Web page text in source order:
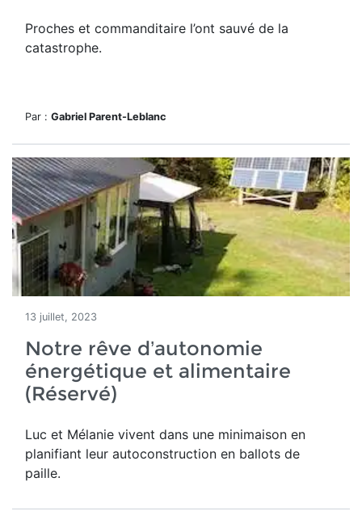
Proches et commanditaire l’ont sauvé de la
catastrophe.
Par : Gabriel Parent-Leblanc
13 juillet, 2023
Notre rêve d’autonomie
énergétique et alimentaire
(Réservé)
Luc et Mélanie vivent dans une minimaison en
planifiant leur autoconstruction en ballots de
paille.